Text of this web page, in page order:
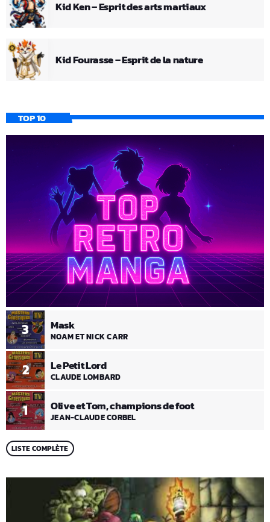
Kid Ken – Esprit des arts martiaux
Kid Fourasse – Esprit de la nature
TOP 10
1 Olive et Tom, champions de foot
JEAN-CLAUDE CORBEL
2 Le Petit Lord
CLAUDE LOMBARD
3 Mask
NOAM ET NICK CARR
LISTE COMPLÈTE